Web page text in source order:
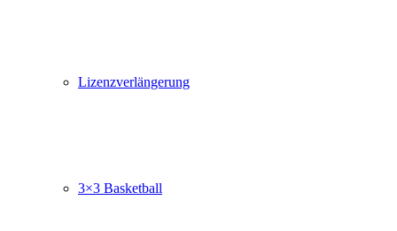
Lizenzverlängerung
3×3 Basketball